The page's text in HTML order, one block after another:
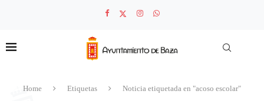
Home Etiquetas Noticia etiquetada en "acoso escolar"